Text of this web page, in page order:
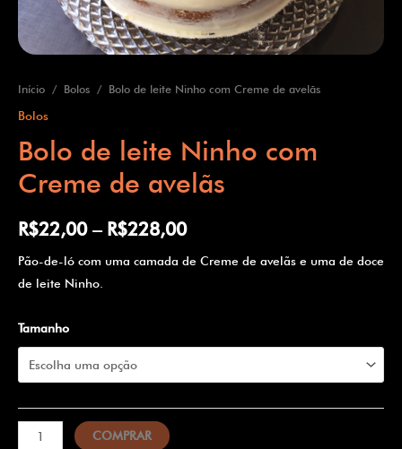
Início / Bolos / Bolo de leite Ninho com Creme de avelãs
Bolos
Bolo de leite Ninho com
Creme de avelãs
R$22,00– R$228,00
Pão-de-ló com uma camada de Creme de avelãs e uma de doce
de leite Ninho.
Tamanho
COMPRAR